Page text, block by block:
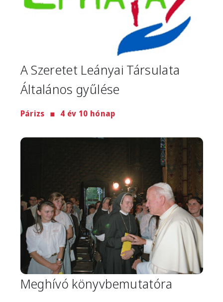
A Szeretet Leányai Társulata
Általános gyűlése
Párizs 4 év 10 hónap
Image
Meghívó könyvbemutatóra